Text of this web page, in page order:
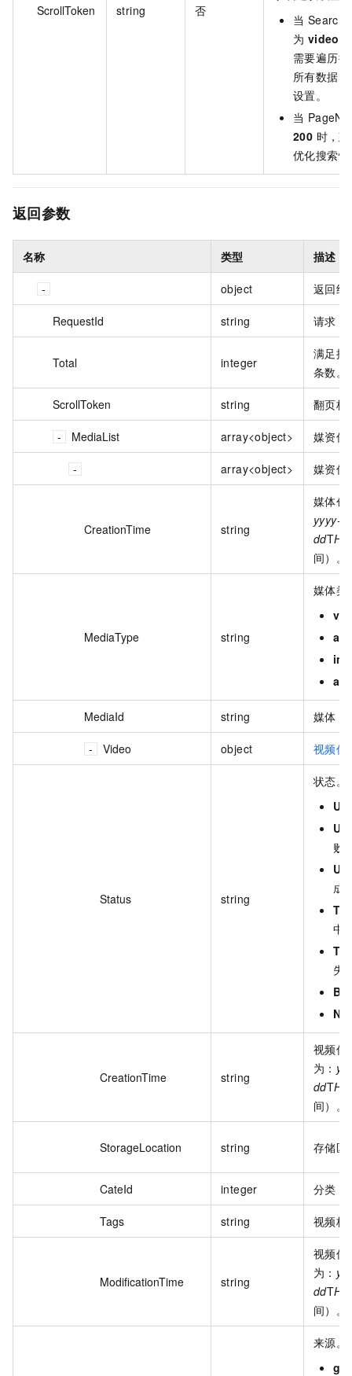
ScrollToken string 否
当
为 video
需要遍历
所有数据
设置。
当
200 时，
优化搜索
返回参数
名称 类型 描述
object 返回结
RequestId string 请求
Total integer
满足搜
条数。
ScrollToken string 翻页标
MediaList array<object> 媒资信
array<object> 媒资信
CreationTime string
媒体创
yyyy-
ddT
间）。
MediaType string
媒体类
MediaId string 媒体
Video object 视频信
Status string
状态。
败
成
中
失
CreationTime string
视频信
为：
ddT
间）。
StorageLocation string 存储区
CateId integer 分类
Tags string 视频标
ModificationTime string
视频信
为：
ddT
间）。
来源。